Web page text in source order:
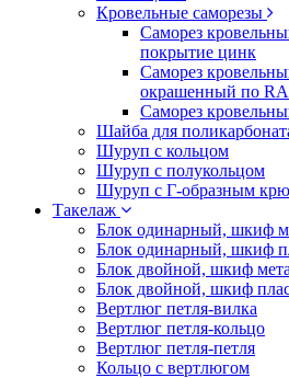
Кровельные саморезы
Саморез
покрытие цинк
Саморез
окрашенный по
Саморез
Шайба для
Шуруп с кольцом
Шуруп с полукольцом
Шуруп с Г-образным
Такелаж
Блок одинарный, шкиф
Блок одинарный, шкиф
Блок двойной, шкиф
Блок двойной, шкиф
Вертлюг петля-вилка
Вертлюг петля-кольцо
Вертлюг петля-петля
Кольцо с вертлюгом